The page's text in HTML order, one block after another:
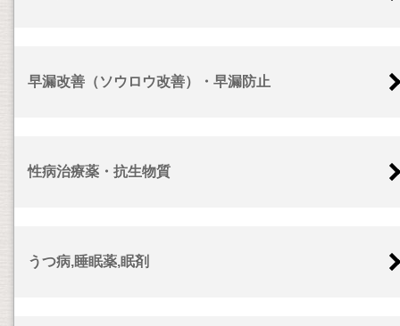
早漏改善（ソウロウ改善）・早漏防止
性病治療薬・抗生物質
うつ病,睡眠薬,眠剤